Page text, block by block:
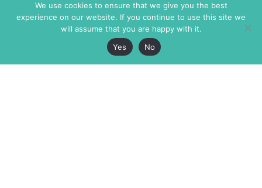
We use cookies to ensure that we give you the best
experience on our website. If you continue to use this site we
will assume that you are happy with it.
Yes
No